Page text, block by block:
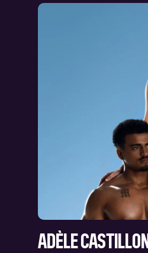
ADÈLE CASTILLON